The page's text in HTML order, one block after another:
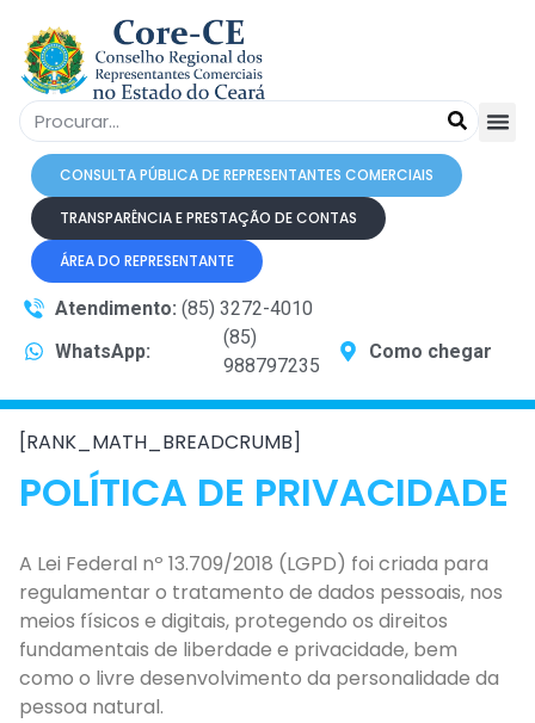
CONSULTA PÚBLICA DE REPRESENTANTES COMERCIAIS
TRANSPARÊNCIA E PRESTAÇÃO DE CONTAS
ÁREA DO REPRESENTANTE
Atendimento: (85) 3272-4010
WhatsApp:
(85)
988797235
Como chegar
POLÍTICA DE PRIVACIDADE
A Lei Federal nº 13.709/2018 (LGPD) foi criada para
regulamentar o tratamento de dados pessoais, nos
meios físicos e digitais, protegendo os direitos
fundamentais de liberdade e privacidade, bem
como o livre desenvolvimento da personalidade da
pessoa natural.
[RANK_MATH_BREADCRUMB]